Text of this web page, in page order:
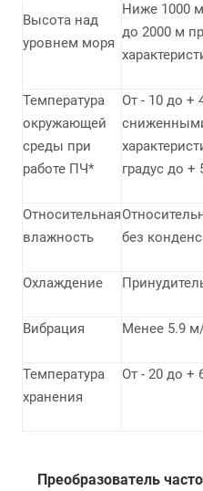
Высота над
уровнем моря
Ниже 1000
до 2000 м
Температура
окружающей
среды при
работе ПЧ*
От - 10 до +
градус до +
Относительная
влажность
без
Охлаждение
Вибрация Менее 5.9
Температура
хранения
От - 20 до +
Преобразователь